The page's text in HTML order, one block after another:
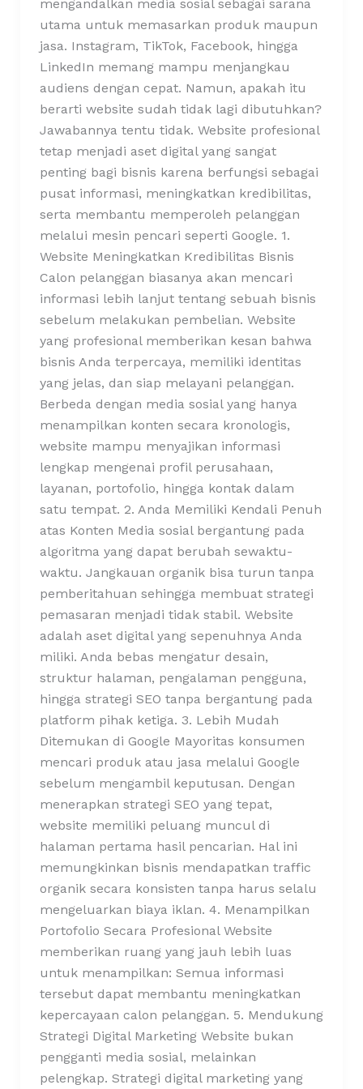
mengandalkan media sosial sebagai sarana
utama untuk memasarkan produk maupun
jasa. Instagram, TikTok, Facebook, hingga
LinkedIn memang mampu menjangkau
audiens dengan cepat. Namun, apakah itu
berarti website sudah tidak lagi dibutuhkan?
Jawabannya tentu tidak. Website profesional
tetap menjadi aset digital yang sangat
penting bagi bisnis karena berfungsi sebagai
pusat informasi, meningkatkan kredibilitas,
serta membantu memperoleh pelanggan
melalui mesin pencari seperti Google. 1.
Website Meningkatkan Kredibilitas Bisnis
Calon pelanggan biasanya akan mencari
informasi lebih lanjut tentang sebuah bisnis
sebelum melakukan pembelian. Website
yang profesional memberikan kesan bahwa
bisnis Anda terpercaya, memiliki identitas
yang jelas, dan siap melayani pelanggan.
Berbeda dengan media sosial yang hanya
menampilkan konten secara kronologis,
website mampu menyajikan informasi
lengkap mengenai profil perusahaan,
layanan, portofolio, hingga kontak dalam
satu tempat. 2. Anda Memiliki Kendali Penuh
atas Konten Media sosial bergantung pada
algoritma yang dapat berubah sewaktu-
waktu. Jangkauan organik bisa turun tanpa
pemberitahuan sehingga membuat strategi
pemasaran menjadi tidak stabil. Website
adalah aset digital yang sepenuhnya Anda
miliki. Anda bebas mengatur desain,
struktur halaman, pengalaman pengguna,
hingga strategi SEO tanpa bergantung pada
platform pihak ketiga. 3. Lebih Mudah
Ditemukan di Google Mayoritas konsumen
mencari produk atau jasa melalui Google
sebelum mengambil keputusan. Dengan
menerapkan strategi SEO yang tepat,
website memiliki peluang muncul di
halaman pertama hasil pencarian. Hal ini
memungkinkan bisnis mendapatkan traffic
organik secara konsisten tanpa harus selalu
mengeluarkan biaya iklan. 4. Menampilkan
Portofolio Secara Profesional Website
memberikan ruang yang jauh lebih luas
untuk menampilkan: Semua informasi
tersebut dapat membantu meningkatkan
kepercayaan calon pelanggan. 5. Mendukung
Strategi Digital Marketing Website bukan
pengganti media sosial, melainkan
pelengkap. Strategi digital marketing yang